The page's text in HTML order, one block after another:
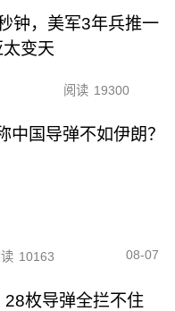
钟，美军3年兵推一
变天
阅读 19300
中国导弹不如伊朗？
10163 08-07
28枚导弹全拦不住